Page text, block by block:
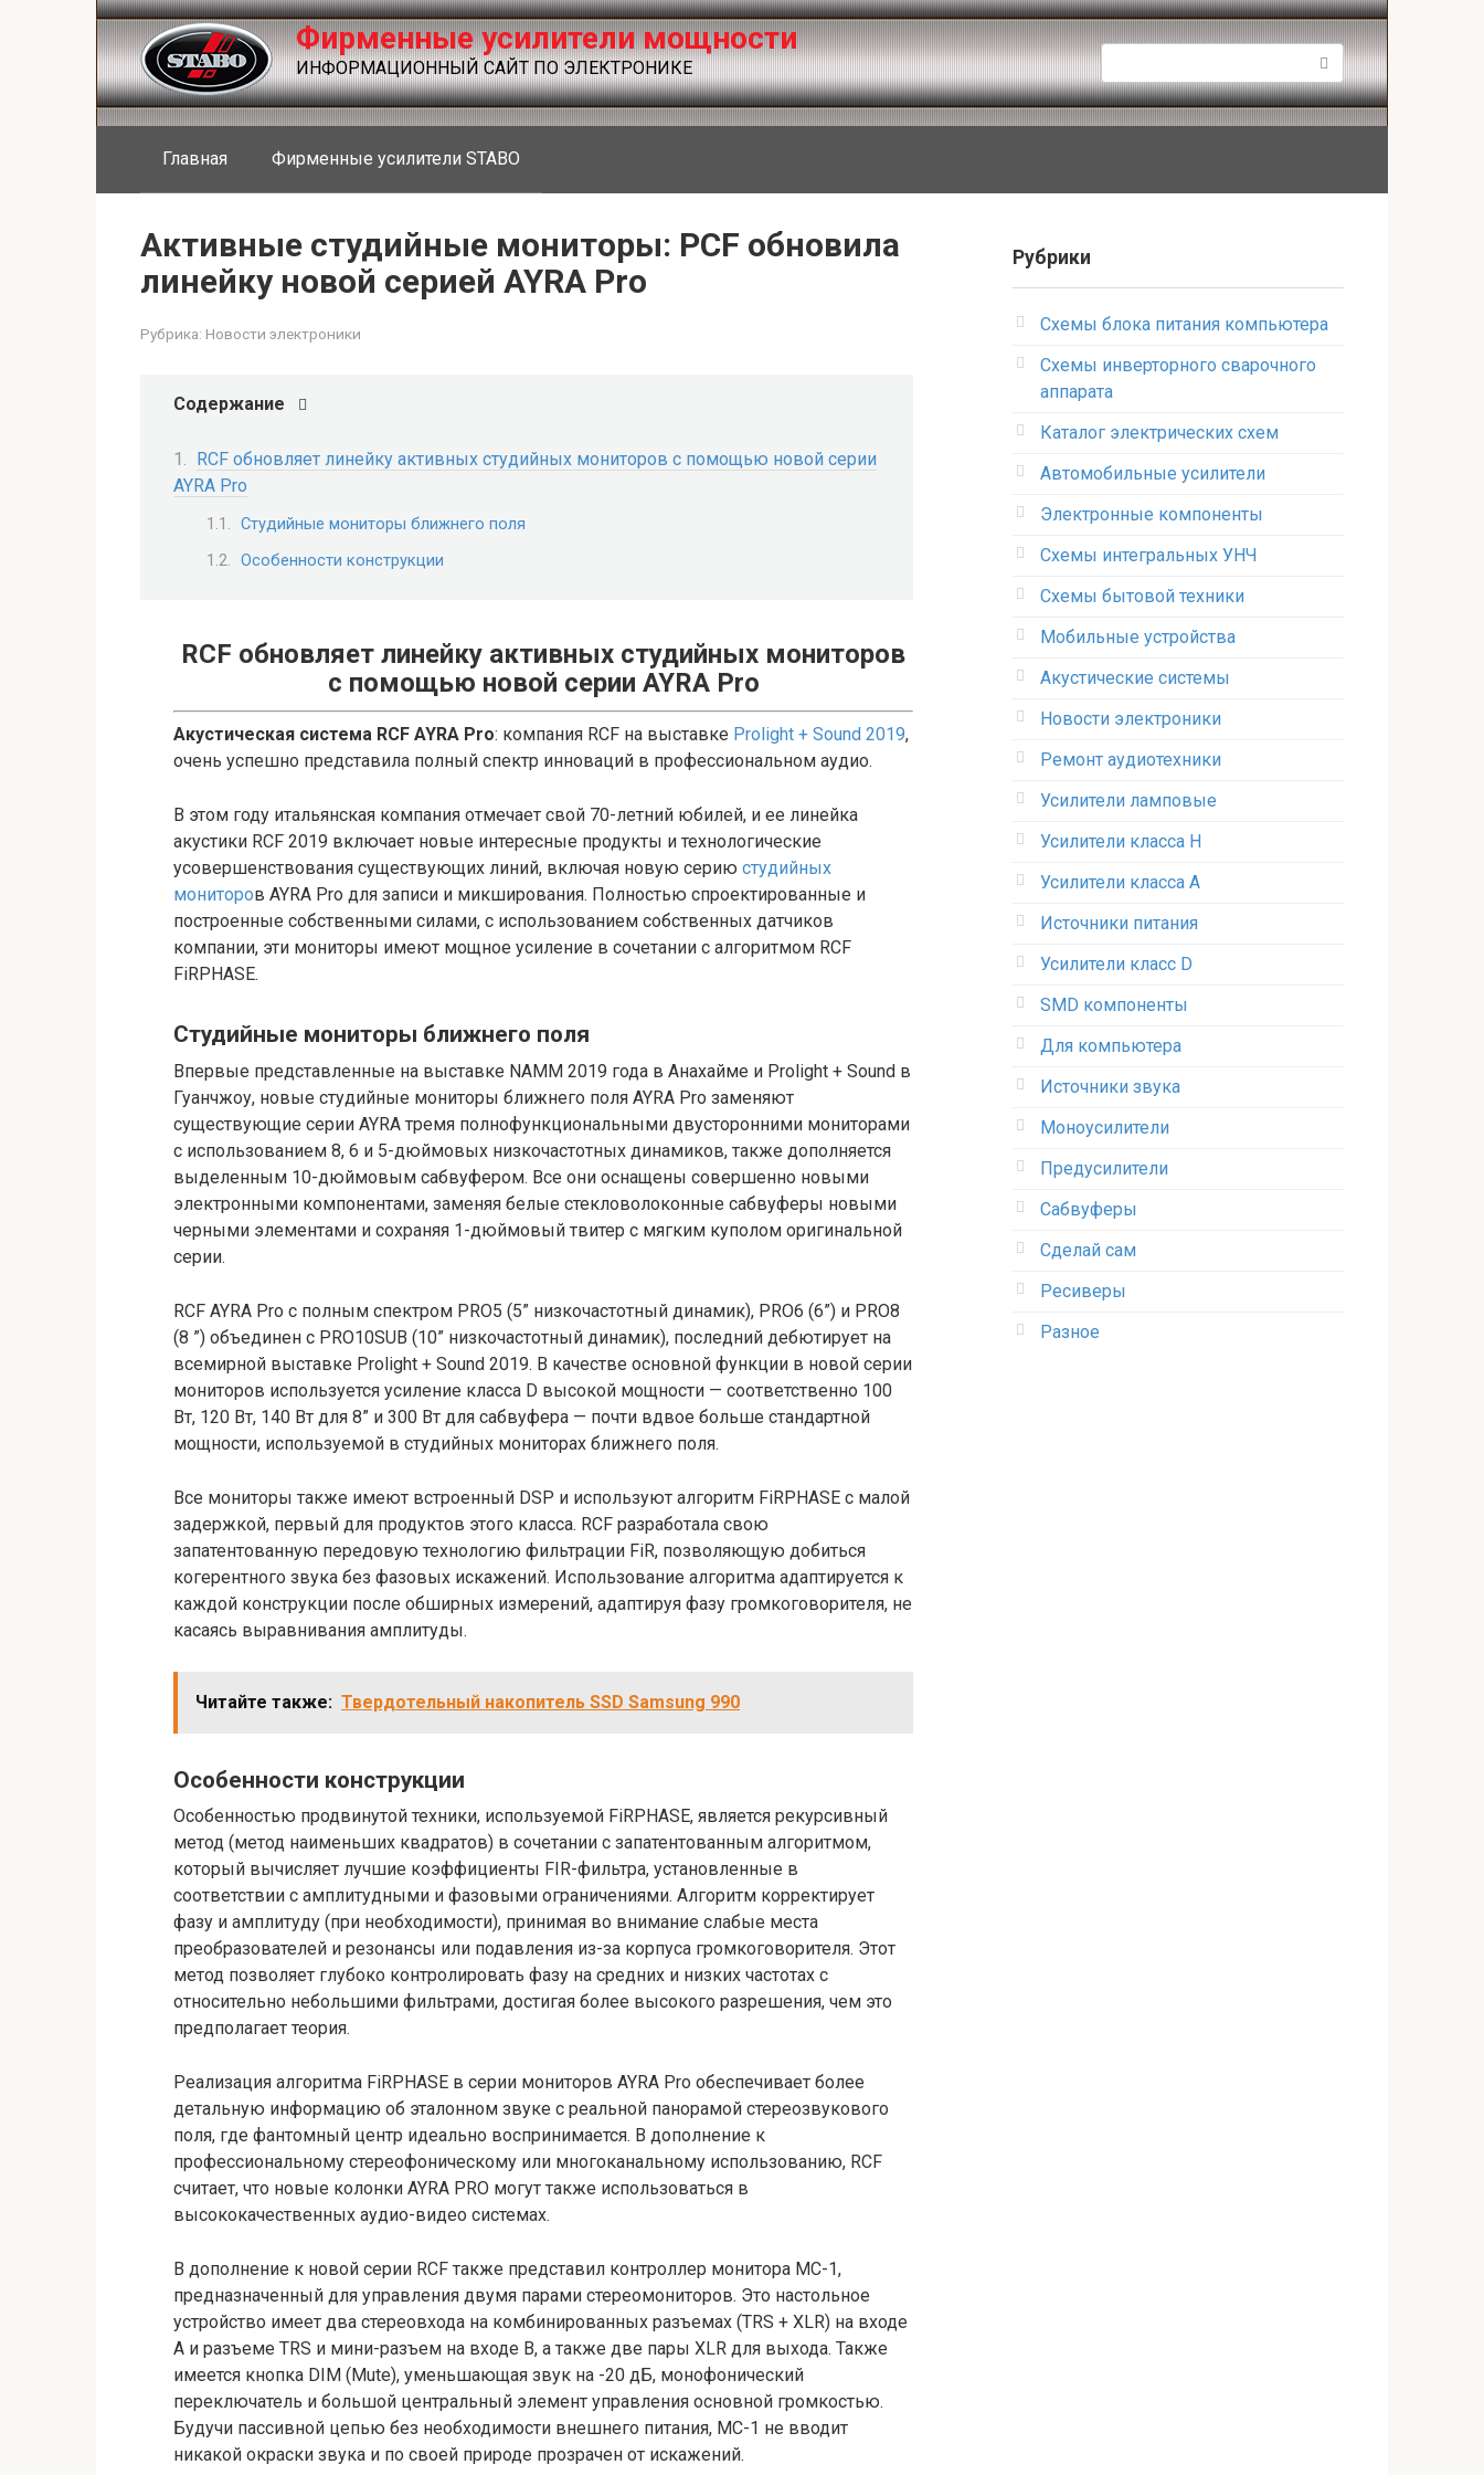
Фирменные усилители мощности
ИНФОРМАЦИОННЫЙ САЙТ ПО ЭЛЕКТРОНИКЕ
Поиск:
Главная Фирменные усилители STABO
Активные студийные мониторы: PCF обновила
линейку новой серией AYRA Pro
Рубрика: Новости электроники
Содержание
RCF обновляет линейку активных студийных мониторов с помощью новой серии
AYRA Pro
Студийные мониторы ближнего поля
Особенности конструкции
RCF обновляет линейку активных студийных мониторов
с помощью новой серии AYRA Pro
Акустическая система RCF AYRA Pro: компания RCF на выставке Prolight + Sound 2019,
очень успешно представила полный спектр инноваций в профессиональном аудио.
В этом году итальянская компания отмечает свой 70-летний юбилей, и ее линейка
акустики RCF 2019 включает новые интересные продукты и технологические
усовершенствования существующих линий, включая новую серию студийных
мониторов AYRA Pro для записи и микширования. Полностью спроектированные и
построенные собственными силами, с использованием собственных датчиков
компании, эти мониторы имеют мощное усиление в сочетании с алгоритмом RCF
FiRPHASE.
Студийные мониторы ближнего поля
Впервые представленные на выставке NAMM 2019 года в Анахайме и Prolight + Sound в
Гуанчжоу, новые студийные мониторы ближнего поля AYRA Pro заменяют
существующие серии AYRA тремя полнофункциональными двусторонними мониторами
с использованием 8, 6 и 5-дюймовых низкочастотных динамиков, также дополняется
выделенным 10-дюймовым сабвуфером. Все они оснащены совершенно новыми
электронными компонентами, заменяя белые стекловолоконные сабвуферы новыми
черными элементами и сохраняя 1-дюймовый твитер с мягким куполом оригинальной
серии.
RCF AYRA Pro с полным спектром PRO5 (5” низкочастотный динамик), PRO6 (6”) и PRO8
(8 ”) объединен с PRO10SUB (10” низкочастотный динамик), последний дебютирует на
всемирной выставке Prolight + Sound 2019. В качестве основной функции в новой серии
мониторов используется усиление класса D высокой мощности — соответственно 100
Вт, 120 Вт, 140 Вт для 8” и 300 Вт для сабвуфера — почти вдвое больше стандартной
мощности, используемой в студийных мониторах ближнего поля.
Все мониторы также имеют встроенный DSP и используют алгоритм FiRPHASE с малой
задержкой, первый для продуктов этого класса. RCF разработала свою
запатентованную передовую технологию фильтрации FiR, позволяющую добиться
когерентного звука без фазовых искажений. Использование алгоритма адаптируется к
каждой конструкции после обширных измерений, адаптируя фазу громкоговорителя, не
касаясь выравнивания амплитуды.
Читайте также: Твердотельный накопитель SSD Samsung 990
Особенности конструкции
Особенностью продвинутой техники, используемой FiRPHASE, является рекурсивный
метод (метод наименьших квадратов) в сочетании с запатентованным алгоритмом,
который вычисляет лучшие коэффициенты FIR-фильтра, установленные в
соответствии с амплитудными и фазовыми ограничениями. Алгоритм корректирует
фазу и амплитуду (при необходимости), принимая во внимание слабые места
преобразователей и резонансы или подавления из-за корпуса громкоговорителя. Этот
метод позволяет глубоко контролировать фазу на средних и низких частотах с
относительно небольшими фильтрами, достигая более высокого разрешения, чем это
предполагает теория.
Реализация алгоритма FiRPHASE в серии мониторов AYRA Pro обеспечивает более
детальную информацию об эталонном звуке с реальной панорамой стереозвукового
поля, где фантомный центр идеально воспринимается. В дополнение к
профессиональному стереофоническому или многоканальному использованию, RCF
считает, что новые колонки AYRA PRO могут также использоваться в
высококачественных аудио-видео системах.
В дополнение к новой серии RCF также представил контроллер монитора MC-1,
предназначенный для управления двумя парами стереомониторов. Это настольное
устройство имеет два стереовхода на комбинированных разъемах (TRS + XLR) на входе
A и разъеме TRS и мини-разъем на входе B, а также две пары XLR для выхода. Также
имеется кнопка DIM (Mute), уменьшающая звук на -20 дБ, монофонический
переключатель и большой центральный элемент управления основной громкостью.
Будучи пассивной цепью без необходимости внешнего питания, MC-1 не вводит
никакой окраски звука и по своей природе прозрачен от искажений.
Рубрики
Схемы блока питания компьютера
Схемы инверторного сварочного
аппарата
Каталог электрических схем
Автомобильные усилители
Электронные компоненты
Схемы интегральных УНЧ
Схемы бытовой техники
Мобильные устройства
Акустические системы
Новости электроники
Ремонт аудиотехники
Усилители ламповые
Усилители класса H
Усилители класса А
Источники питания
Усилители класс D
SMD компоненты
Для компьютера
Источники звука
Моноусилители
Предусилители
Сабвуферы
Сделай сам
Ресиверы
Разное